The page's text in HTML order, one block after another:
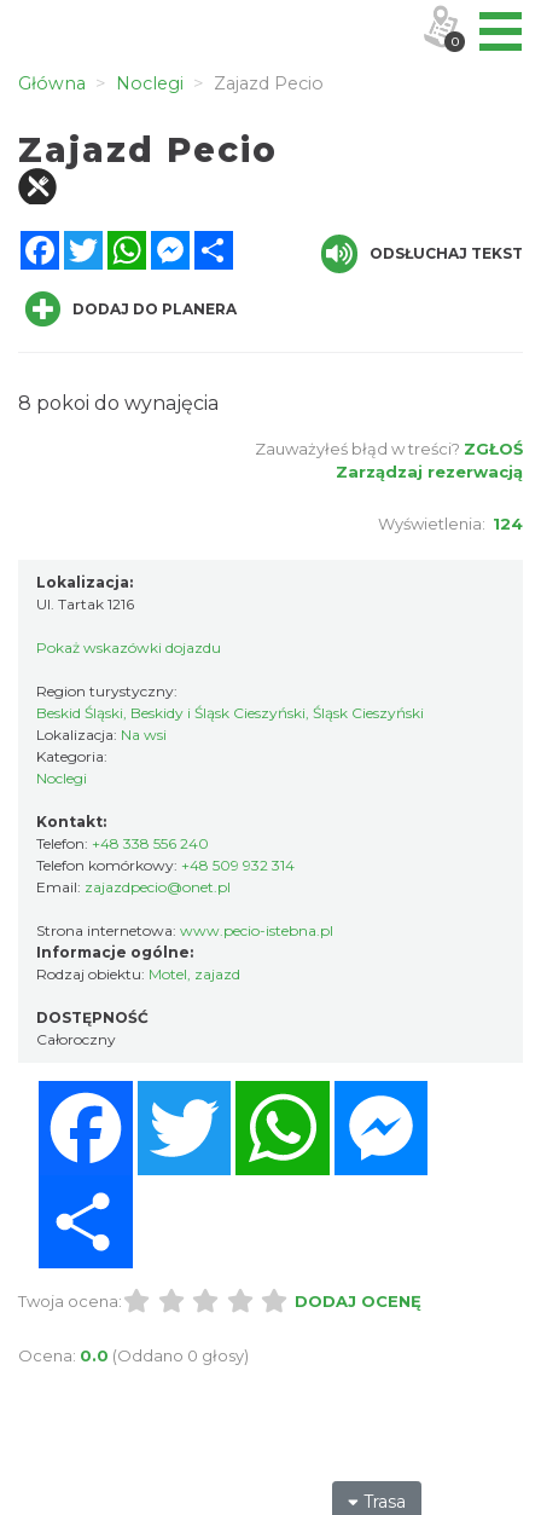
Główna Noclegi Zajazd Pecio
Zajazd Pecio
FacebookTwitterWhatsAppMessenger
ODSŁUCHAJ TEKST
DODAJ DO PLANERA
8 pokoi do wynajęcia
Zauważyłeś błąd w treści? ZGŁOŚ
Zarządzaj rezerwacją
Wyświetlenia: 124
Lokalizacja:
Ul. Tartak 1216
Pokaż wskazówki dojazdu
Region turystyczny:
Beskid Śląski, Beskidy i Śląsk Cieszyński, Śląsk Cieszyński
Lokalizacja: Na wsi
Kategoria:
Noclegi
Kontakt:
Telefon: +48 338 556 240
Telefon komórkowy: +48 509 932 314
Email: zajazdpecio@onet.pl
Strona internetowa: www.pecio-istebna.pl
Informacje ogólne:
Rodzaj obiektu: Motel, zajazd
DOSTĘPNOŚĆ
Całoroczny
Twitter WhatsApp
Twoja ocena: DODAJ OCENĘ
Ocena: 0.0 (Oddano 0 głosy)
Trasa
0